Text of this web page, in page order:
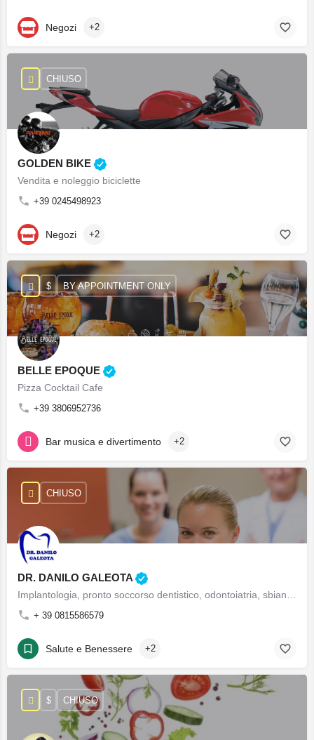
Negozi +2
GOLDEN BIKE
Vendita e noleggio biciclette
+39 0245498923
CHIUSO
Negozi +2
BELLE EPOQUE
Pizza Cocktail Cafe
+39 3806952736
$ BY APPOINTMENT ONLY
Bar musica e divertimento +2
DR. DANILO GALEOTA
+ 39 0815586579
CHIUSO
Salute e Benessere +2
$ CHIUSO